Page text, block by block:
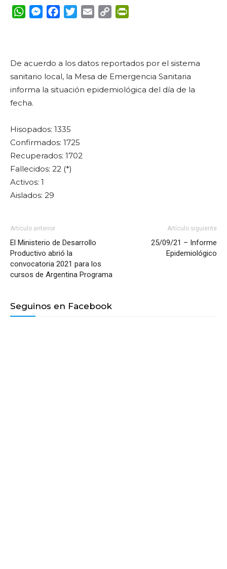
WhatsApp
Messenger
FacebookTwitterEmail Copy
De acuerdo a los datos reportados por el sistema
sanitario local, la Mesa de Emergencia Sanitaria
informa la situación epidemiológica del día de la
fecha.
Hisopados: 1335
Confirmados: 1725
Recuperados: 1702
Fallecidos: 22 (*)
Activos: 1
Aislados: 29
Artículo anterior
El Ministerio de Desarrollo
Productivo abrió la
convocatoria 2021 para los
cursos de Argentina Programa
Artículo siguiente
25/09/21 – Informe
Epidemiológico
Seguinos en Facebook